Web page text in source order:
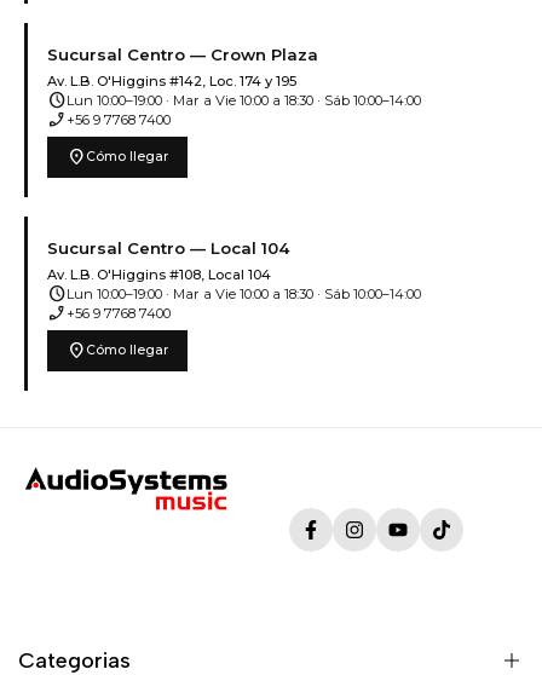
Sucursal Centro — Crown Plaza
Av. L.B. O'Higgins #142, Loc. 174 y 195
scheduleLun 10:00–19:00 · Mar a Vie 10:00 a 18:30 · Sáb 10:00–14:00
phone_enabled +56 9 7768 7400
location_on Cómo llegar
Sucursal Centro — Local 104
Av. L.B. O'Higgins #108, Local 104
scheduleLun 10:00–19:00 · Mar a Vie 10:00 a 18:30 · Sáb 10:00–14:00
phone_enabled +56 9 7768 7400
location_on Cómo llegar
FacebookInstagramYouTubeTikTok
Categorias